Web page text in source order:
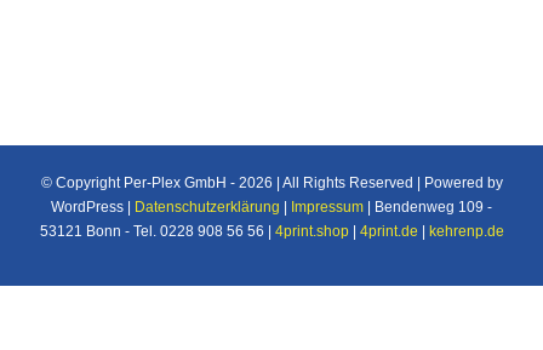
© Copyright Per-Plex GmbH - 2026 | All Rights Reserved | Powered by
WordPress |
Datenschutzerklärung Impressum | Bendenweg 109 -
53121 Bonn - Tel. 0228 908 56 56 | 4print.shop| 4print.de kehrenp.de